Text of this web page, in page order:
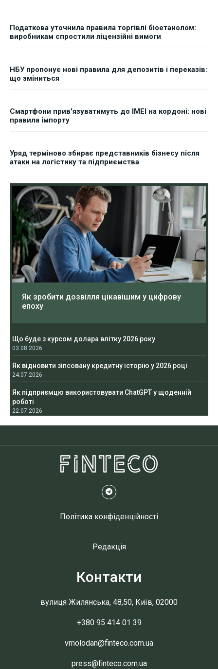
Податкова уточнила правила торгівлі біоетанолом:
виробникам спростили ліцензійні вимоги
НБУ пропонує нові правила для депозитів і переказів:
що зміниться
Смартфони прив'язуватимуть до IMEI на кордоні: нові
правила імпорту
Уряд терміново збирає представників бізнесу після
атаки на логістику та підприємства
Як зробити дозвілля цікавішим у цифрову
епоху
Що буде з курсом долара влітку 2026 року
03.08.2026
Як відновити зіпсовану кредитну історію у 2026 році
24.07.2026
Як підприємцю використовувати ChatGPT у щоденній
роботі
22.07.2026
Політика конфіденційності
Редакція
Контакти
вулиця Жилянська, 48,50, Київ, 02000
+380 95 414 01 39
vmolodan@finteco.com.ua
press@finteco.com.ua